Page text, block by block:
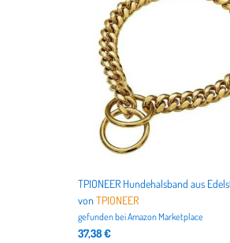
vonTPIONEER
gefunden beiAmazon Marketplace
37,38 €